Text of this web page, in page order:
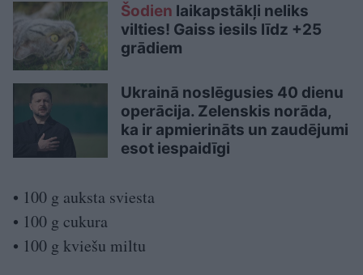
Šodien laikapstākļi neliks
vilties! Gaiss iesils līdz +25
grādiem
Ukrainā noslēgusies 40 dienu
operācija. Zelenskis norāda,
ka ir apmierināts un zaudējumi
esot iespaidīgi
• 100 g auksta sviesta
• 100 g cukura
• 100 g kviešu miltu